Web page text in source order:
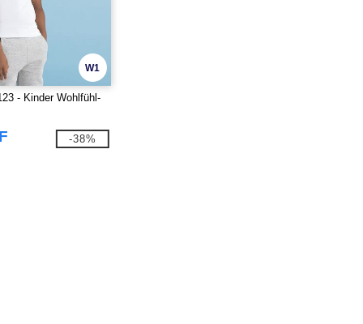
W1
- Kinder Wohlfühl-
-38%